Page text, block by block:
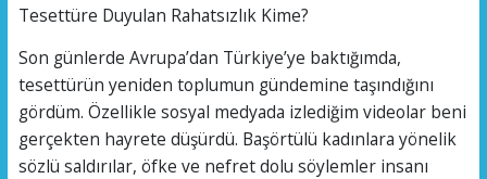
Tesettüre Duyulan Rahatsızlık Kime?
Son günlerde Avrupa’dan Türkiye’ye baktığımda,
tesettürün yeniden toplumun gündemine taşındığını
gördüm. Özellikle sosyal medyada izlediğim videolar beni
gerçekten hayrete düşürdü. Başörtülü kadınlara yönelik
sözlü saldırılar, öfke ve nefret dolu söylemler insanı